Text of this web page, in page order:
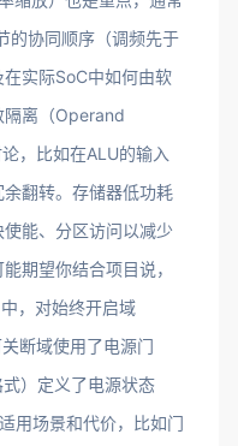
的协同顺序（调频先于
实际SoC中如何由软
隔离（Operand
，比如在ALU的输入
翻转。存储器低功耗
能、分区访问以减少
期望你结合项目说，
，对始终开启域
断域使用了电源门
）定义了电源状态
用场景和代价，比如门